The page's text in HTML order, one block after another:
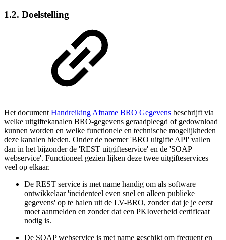
1.2. Doelstelling
Het document Handreiking Afname BRO Gegevens beschrijft via
welke uitgiftekanalen BRO-gegevens geraadpleegd of gedownload
kunnen worden en welke functionele en technische mogelijkheden
deze kanalen bieden. Onder de noemer 'BRO uitgifte API' vallen
dan in het bijzonder de 'REST uitgifteservice' en de 'SOAP
webservice'. Functioneel gezien lijken deze twee uitgifteservices
veel op elkaar.
De REST service is met name handig om als software
ontwikkelaar 'incidenteel even snel en alleen publieke
gegevens' op te halen uit de LV-BRO, zonder dat je je eerst
moet aanmelden en zonder dat een PKIoverheid certificaat
nodig is.
De SOAP webservice is met name geschikt om frequent en